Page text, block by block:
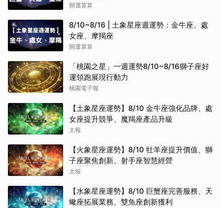
開運算算
8/10~8/16 | 土象星座週運勢：金牛座、處
女座、摩羯座
開運算算
「桃園之星」一週運勢8/10~8/16獅子座好
運領跑展現行動力
桃園電子報
【土象星座運勢】8/10 金牛座強化品牌、處
女座提升競爭、魔羯座產品升級
太報
【火象星座運勢】8/10 牡羊座提升價值、獅
子座聚焦創新、射手座智慧經營
太報
【水象星座運勢】8/10 巨蟹座完善服務、天
蠍座拓展業務、雙魚座創新獲利